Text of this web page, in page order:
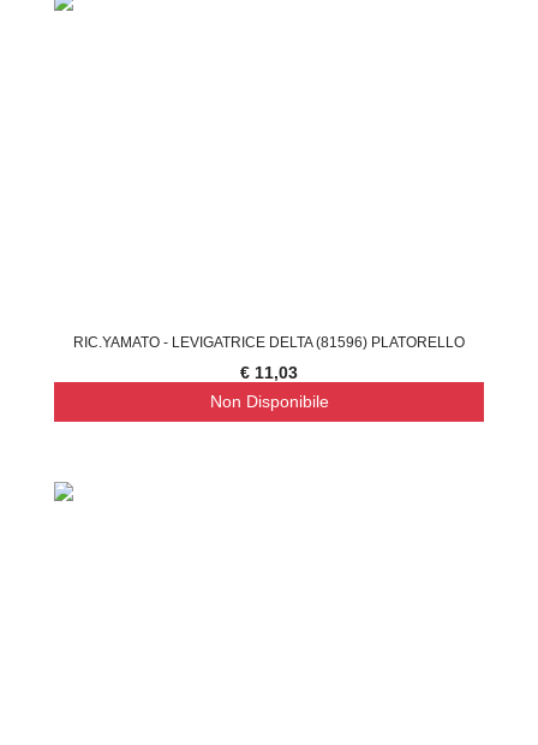
RIC.YAMATO - LEVIGATRICE DELTA (81596) PLATORELLO
€ 11,03
Non Disponibile